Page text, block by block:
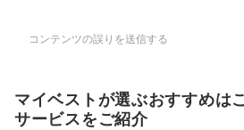
コンテンツの誤りを送信する
マイベストが選ぶおすすめは
サービスをご紹介